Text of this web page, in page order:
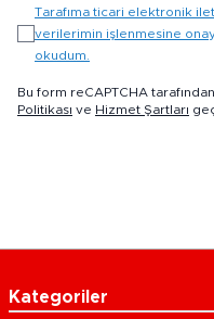
Tarafıma ticari elektronik
verilerimin işlenmesine
okudum.
Bu form reCAPTCHA
Politikası ve Hizmet Şartları
Kategoriler